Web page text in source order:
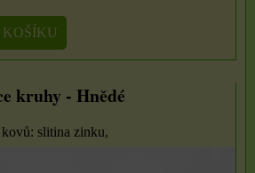
KOŠÍKU
kruhy - Hnědé
slitina zinku,